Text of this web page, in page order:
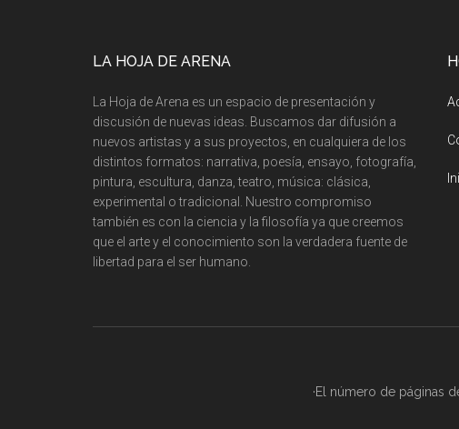
LA HOJA DE ARENA
La Hoja de Arena es un espacio de presentación y
discusión de nuevas ideas. Buscamos dar difusión a
nuevos artistas y a sus proyectos, en cualquiera de los
distintos formatos: narrativa, poesía, ensayo, fotografía,
pintura, escultura, danza, teatro, música: clásica,
experimental o tradicional. Nuestro compromiso
también es con la ciencia y la filosofía ya que creemos
que el arte y el conocimiento son la verdadera fuente de
libertad para el ser humano.
·El número de páginas